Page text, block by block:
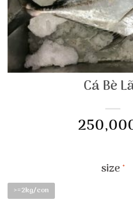
Cá Bè
size
>=2kg/con